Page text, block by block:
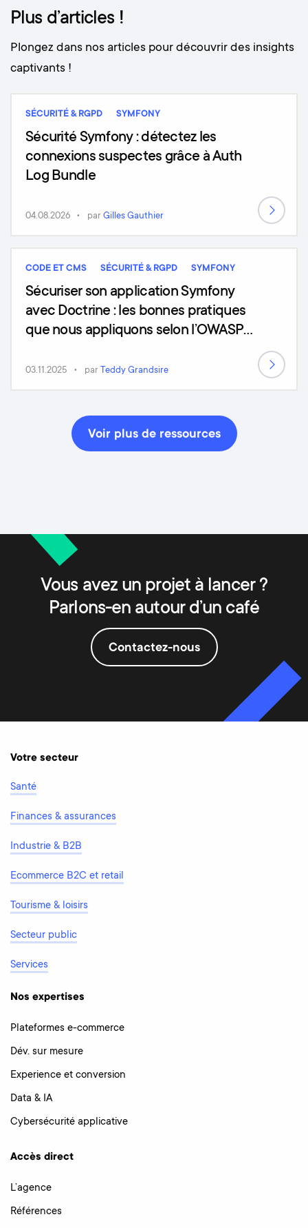
Plus d’articles !
Plongez dans nos articles pour découvrir des insights
captivants !
SÉCURITÉ & RGPD SYMFONY
Sécurité Symfony : détectez les
connexions suspectes grâce à Auth
Log Bundle
04.08.2026 par Gilles Gauthier
CODE ET CMS SÉCURITÉ & RGPD SYMFONY
Sécuriser son application Symfony
avec Doctrine : les bonnes pratiques
que nous appliquons selon l’OWASP
03.11.2025 par Teddy Grandsire
Voir plus de ressources
Vous avez un projet à lancer ?
Parlons-en autour d’un café
Contactez-nous
Votre secteur
Santé
Finances & assurances
Industrie & B2B
Ecommerce B2C et retail
Tourisme & loisirs
Secteur public
Services
Nos expertises
Plateformes e-commerce
Dév. sur mesure
Experience et conversion
Data & IA
Cybersécurité applicative
Accès direct
L’agence
Références